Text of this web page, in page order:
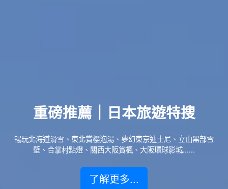
重磅推薦｜日本旅遊特搜
暢玩北海道滑雪、東北賞櫻泡湯、夢幻東京迪士尼、立山黑部雪
壁、合掌村點燈、關西大阪賞楓、大阪環球影城......
了解更多...